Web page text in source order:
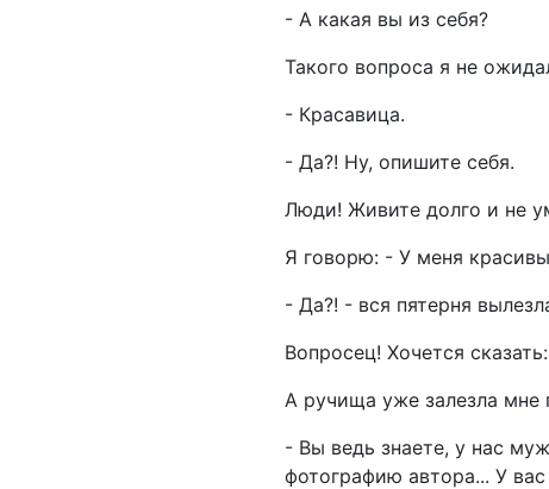
- А какая вы из себя?
Такого вопроса я не
- Красавица.
- Да?! Ну, опишите себя.
Люди! Живите долго и не
Я говорю: - У меня
- Да?! - вся пятерня
Вопросец! Хочется
А ручища уже залезла мне
- Вы ведь знаете, у нас
фотографию автора... У